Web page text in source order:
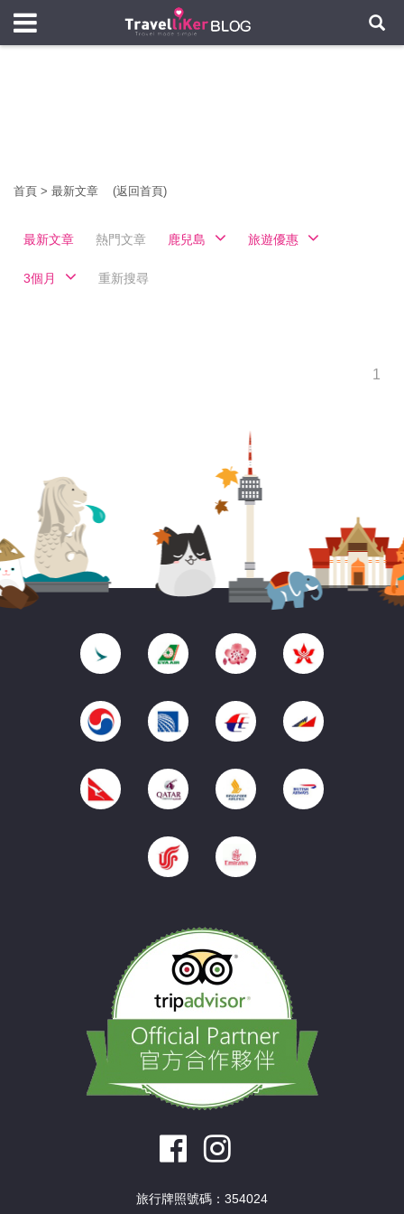
首頁 > 最新文章 (返回首頁)
最新文章 熱門文章 鹿兒島 旅遊優惠
3個月 重新搜尋
1
旅行牌照號碼：354024